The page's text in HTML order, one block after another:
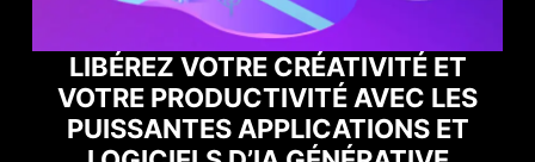
BOOSTEZ VOS PERFORMANCES
GAMING AVEC NORTON GAME